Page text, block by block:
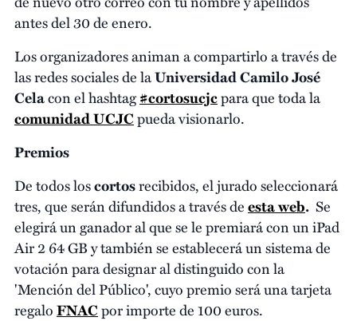
antes del 30 de enero.
Los organizadores animan a compartirlo a través de
las redes sociales de laUniversidad Camilo José
Celacon el hashtag#cortosucjcpara que toda la
comunidad UCJCpueda visionarlo.
Premios
De todos loscortosrecibidos, el jurado seleccionará
tres, que serán difundidos a través deesta web. Se
elegirá un ganador al que se le premiará con un iPad
Air 2 64 GB y también se establecerá un sistema de
votación para designar al distinguido con la
'Mención del Público', cuyo premio será una tarjeta
regaloFNACpor importe de 100 euros.